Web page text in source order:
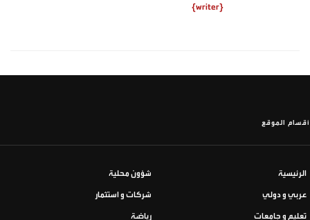
{writer}
أقسام الموقع
الرئيسية شؤون محلية
عربي و دولي شركات و استثمار
تعليم و جامعات رياضة